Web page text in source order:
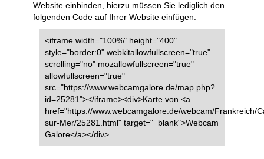
Website einbinden, hierzu müssen Sie lediglich den
folgenden Code auf Ihrer Website einfügen:
<iframe width="100%" height="400"
style="border:0" webkitallowfullscreen="true"
scrolling="no" mozallowfullscreen="true"
allowfullscreen="true"
src="https://www.webcamgalore.de/map.php?
id=25281"></iframe><div>Karte von <a
href="https://www.webcamgalore.de/webcam/Frankreich/
sur-Mer/25281.html" target="_blank">Webcam
Galore</a></div>